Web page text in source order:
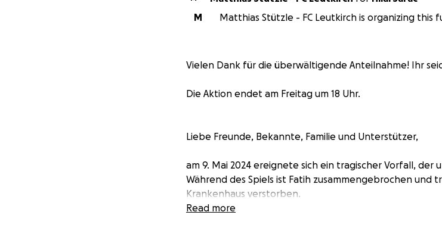
M
Matthias Stützle - FC Leutkirch is organizing this
Vielen Dank für die überwältigende Anteilnahme! Ihr
Die Aktion endet am Freitag um 18 Uhr.
Liebe Freunde, Bekannte, Familie und Unterstützer,
am 9. Mai 2024 ereignete sich ein tragischer Vorfall,
Während des Spiels ist Fatih zusammengebrochen und
Krankenhaus verstorben.
Read more